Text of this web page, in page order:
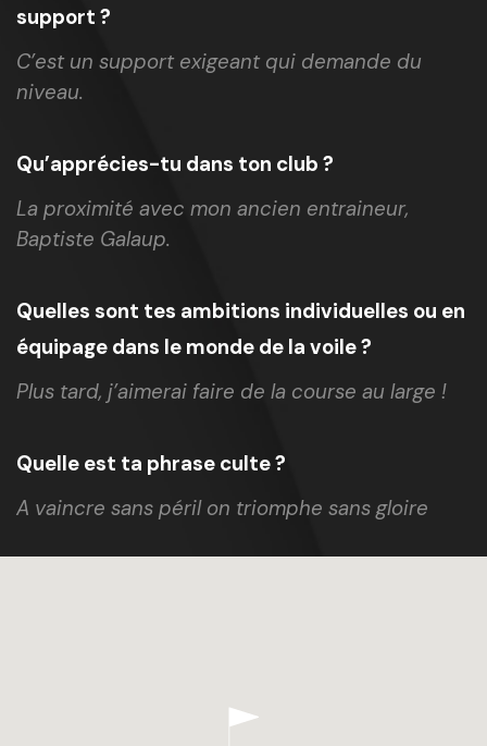
support ?
C’est un support exigeant qui demande du
niveau.
Qu’apprécies-tu dans ton club ?
La proximité avec mon ancien entraineur,
Baptiste Galaup.
Quelles sont tes ambitions individuelles ou en
équipage dans le monde de la voile ?
Plus tard, j’aimerai faire de la course au large !
Quelle est ta phrase culte ?
A vaincre sans péril on triomphe sans gloire